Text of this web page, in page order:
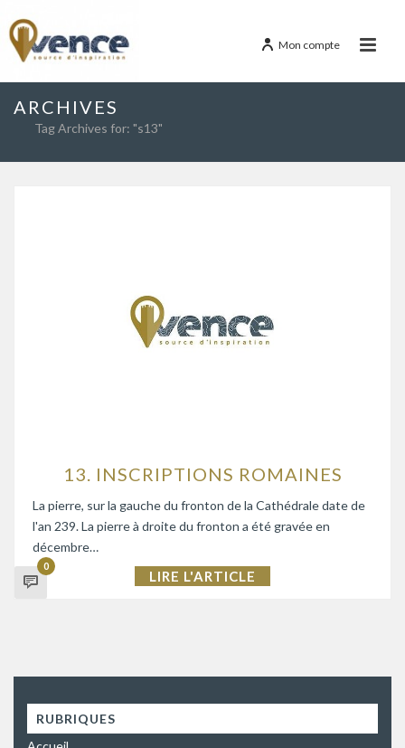
Mon compte
ARCHIVES
Tag Archives for: "s13"
13. INSCRIPTIONS ROMAINES
La pierre, sur la gauche du fronton de la Cathédrale date de
l'an 239. La pierre à droite du fronton a été gravée en
décembre…
0
LIRE L'ARTICLE
RUBRIQUES